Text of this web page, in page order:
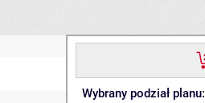
Wybrany podział planu: